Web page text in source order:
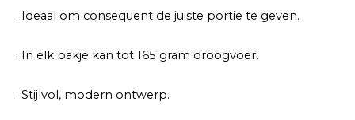
. Ideaal om consequent de juiste portie te geven.
. In elk bakje kan tot 165 gram droogvoer.
. Stijlvol, modern ontwerp.